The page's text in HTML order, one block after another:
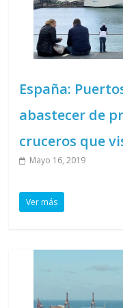
España:
abastecer de
cruceros que
Mayo 16, 2019
Ver más